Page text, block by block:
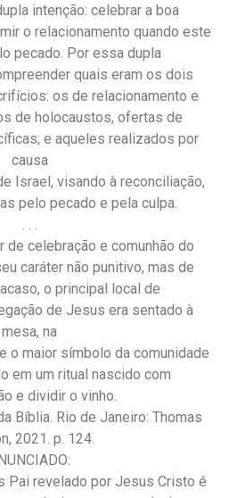
intenção: celebrar a boa
o relacionamento quando este
pecado. Por essa dupla
quais eram os dois
os de relacionamento e
de holocaustos, ofertas de
e aqueles realizados por
causa
Israel, visando à reconciliação,
pelo pecado e pela culpa.
. . .
de celebração e comunhão do
caráter não punitivo, mas de
o principal local de
de Jesus era sentado à
mesa, na
o maior símbolo da comunidade
em um ritual nascido com
e dividir o vinho.
Bíblia. Rio de Janeiro: Thomas
2021. p. 124.
Pai revelado por Jesus Cristo é